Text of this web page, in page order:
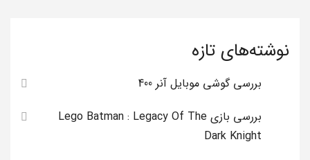
نوشته‌های تازه
بررسی گوشی موبایل آنر 400
بررسی بازی Lego Batman : Legacy Of The
Dark Knight